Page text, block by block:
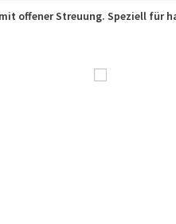
offener Streuung. Speziell für